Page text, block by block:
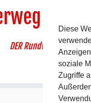
DER Rundwanderweg
Diese
soziale
Zugriffe